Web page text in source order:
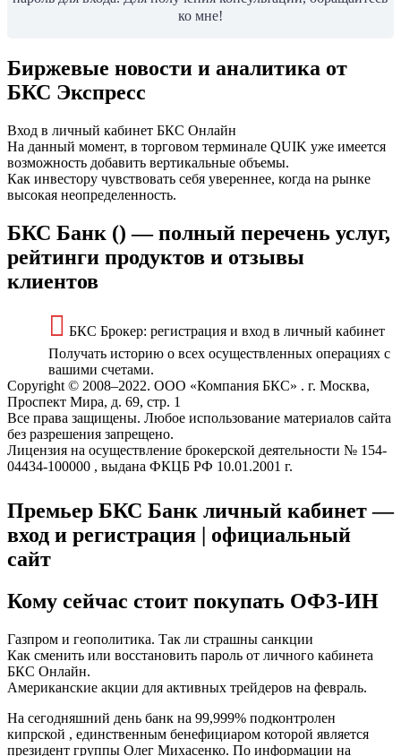
ко мне!
Биржевые новости и аналитика от
БКС Экспресс
Вход в личный кабинет БКС Онлайн
На данный момент, в торговом терминале QUIK уже имеется
возможность добавить вертикальные объемы.
Как инвестору чувствовать себя увереннее, когда на рынке
высокая неопределенность.
БКС Банк () — полный перечень услуг,
рейтинги продуктов и отзывы
клиентов
БКС Брокер: регистрация и вход в личный кабинет
Получать историю о всех осуществленных операциях с
вашими счетами.
Copyright © 2008–2022. ООО «Компания БКС» . г. Москва,
Проспект Мира, д. 69, стр. 1
Все права защищены. Любое использование материалов сайта
без разрешения запрещено.
Лицензия на осуществление брокерской деятельности № 154-
04434-100000 , выдана ФКЦБ РФ 10.01.2001 г.
Премьер БКС Банк личный кабинет —
вход и регистрация | официальный
сайт
Кому сейчас стоит покупать ОФЗ-ИН
Газпром и геополитика. Так ли страшны санкции
Как сменить или восстановить пароль от личного кабинета
БКС Онлайн.
Американские акции для активных трейдеров на февраль.
На сегодняшний день банк на 99,999% подконтролен
кипрской , единственным бенефициаром которой является
президент группы Олег Михасенко. По информации на